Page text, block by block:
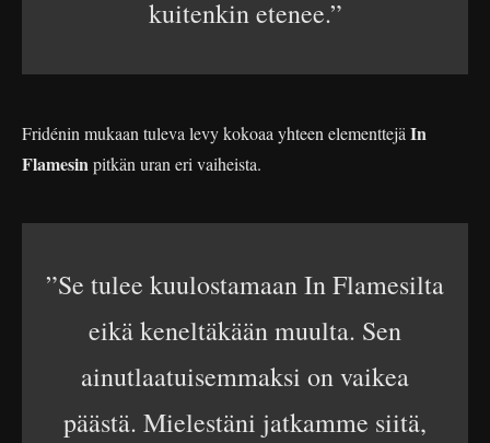
kuitenkin etenee.”
Fridénin mukaan tuleva levy kokoaa yhteen elementtejäIn
Flamesinpitkän uran eri vaiheista.
”Se tulee kuulostamaan In Flamesilta
eikä keneltäkään muulta. Sen
ainutlaatuisemmaksi on vaikea
päästä. Mielestäni jatkamme siitä,